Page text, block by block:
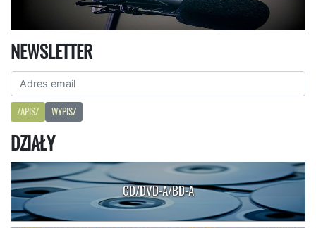
NEWSLETTER
ZAPISZ WYPISZ
DZIAŁY
CD/DVD-A/BD-A